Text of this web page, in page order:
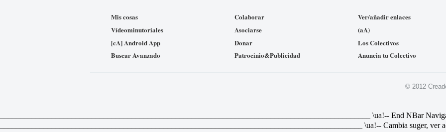
Mis cosas
Vídeominutoriales
[cA] Android App
Buscar Avanzado
Colaborar
Asociarse
Donar
Patrocinio&Publicidad
Ver/añadir enlaces
(aA)
Los Colectivos
Anuncia tu Colectivo
© 2012
_____________________________________________________________________________________________ \ua!-- End NBar
___________________________________________________________________________________________ \ua!-- Cambia suger, ver